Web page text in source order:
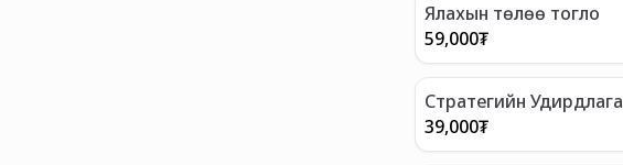
Ялахын төлөө тогло
59,000₮
Ст​ратегийн Удирдлага
39,000₮